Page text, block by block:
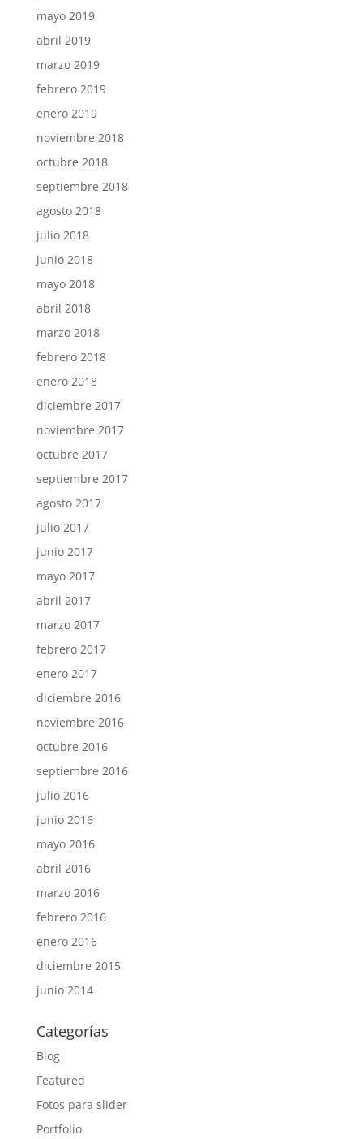
mayo 2019
abril 2019
marzo 2019
febrero 2019
enero 2019
noviembre 2018
octubre 2018
septiembre 2018
agosto 2018
julio 2018
junio 2018
mayo 2018
abril 2018
marzo 2018
febrero 2018
enero 2018
diciembre 2017
noviembre 2017
octubre 2017
septiembre 2017
agosto 2017
julio 2017
junio 2017
mayo 2017
abril 2017
marzo 2017
febrero 2017
enero 2017
diciembre 2016
noviembre 2016
octubre 2016
septiembre 2016
julio 2016
junio 2016
mayo 2016
abril 2016
marzo 2016
febrero 2016
enero 2016
diciembre 2015
junio 2014
Categorías
Blog
Featured
Fotos para slider
Portfolio